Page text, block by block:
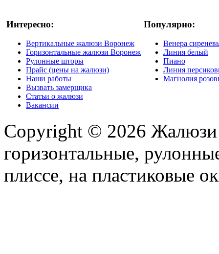
Интересно:
Вертикальные жалюзи Воронеж
Горизонтальные жалюзи Воронеж
Рулонные шторы
Прайс (цены на жалюзи)
Наши работы
Вызвать замерщика
Статьи о жалюзи
Вакансии
Популярно:
Венера
Линия белый
Пиано
Линия
Магнолия
Copyright © 2026 Жалюзи
горизонтальные,
плиссе, на пластиковые